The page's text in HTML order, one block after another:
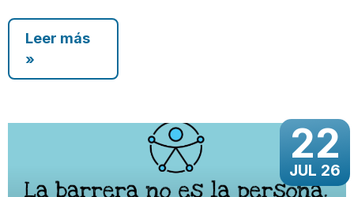
Leer más
»
22
JUL 26